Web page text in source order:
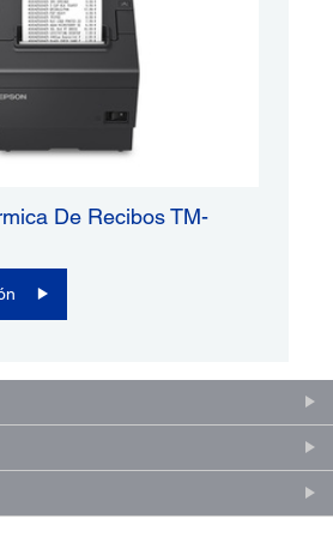
De Recibos TM-